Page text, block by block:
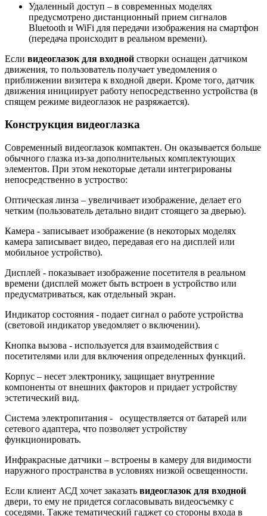
Удаленный доступ – в современных моделях
предусмотрено дистанционный прием сигналов
Bluetooth и WiFi для передачи изображения на смартфон
(передача происходит в реальном времени).
Если видеоглазок для входной створки оснащен датчиком
движения, то пользователь получает уведомления о
приближении визитера к входной двери. Кроме того, датчик
движения инициирует работу непосредственно устройства (в
спящем режиме видеоглазок не разряжается).
Конструкция видеоглазка
Современный видеоглазок компактен. Он оказывается больше
обычного глазка из-за дополнительных комплектующих
элементов. При этом некоторые детали интегрированы
непосредственно в устроство:
Оптическая линза – увеличивает изображение, делает его
четким (пользователь детально видит стоящего за дверью).
Камера - записывает изображение (в некоторых моделях
камера записывает видео, передавая его на дисплей или
мобильное устройство).
Дисплей - показывает изображение посетителя в реальном
времени (дисплей может быть встроен в устройство или
предусматриваться, как отдельный экран.
Индикатор состояния - подает сигнал о работе устройства
(световой индикатор уведомляет о включении).
Кнопка вызова - используется для взаимодействия с
посетителями или для включения определенных функций.
Корпус – несет электронику, защищает внутренние
компоненты от внешних факторов и придает устройству
эстетический вид.
Система электропитания - осуществляется от батарей или
сетевого адаптера, что позволяет устройству
функционировать.
Инфракрасные датчики – встроены в камеру для видимости
наружного пространства в условиях низкой освещенности.
Если клиент АСД хочет заказать видеоглазок для входной
двери, то ему не придется согласовывать видеосъемку с
соседями. Также тематический гаджет со стороны входа в